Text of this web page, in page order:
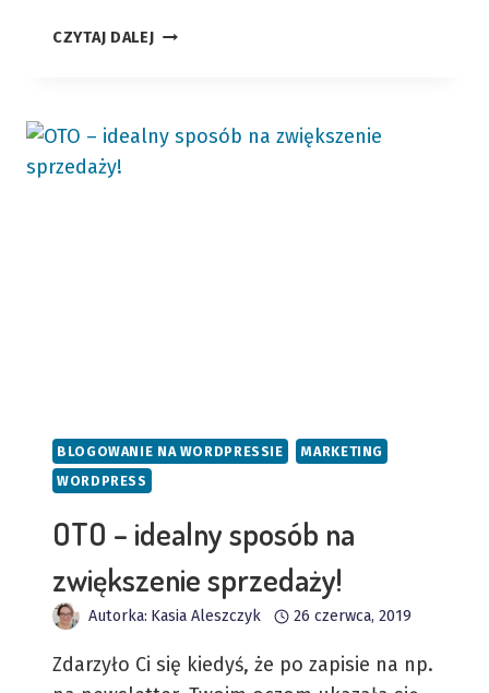
CZYTAJ DALEJILE
STWORZYĆ
BLOGOWANIE NA WORDPRESSIE
MARKETING
WORDPRESS
OTO – idealny sposób na
zwiększenie sprzedaży!
Autorka: Kasia Aleszczyk 26 czerwca, 2019
Zdarzyło Ci się kiedyś, że po zapisie na np.